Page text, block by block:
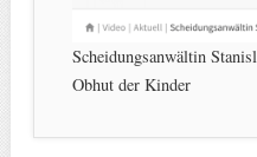
Scheidungsanwältin
Obhut der Kinder